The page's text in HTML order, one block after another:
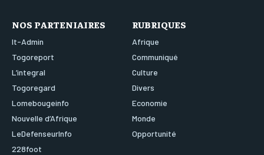
NOS PARTENIAIRES
It-Admin
Togoreport
L’integral
Togoregard
Lomebougeinfo
Nouvelle d’Afrique
LeDefenseurInfo
228foot
RUBRIQUES
Afrique
Communiqué
Culture
Divers
Economie
Monde
Opportunité